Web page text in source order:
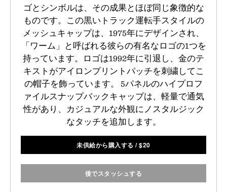
ゴとシンボルは、その成果とほぼ同じ象徴的な
ものです。この黒いトラック運転手スタイルの
メッシュキャップは、1975年にデザインされ、
「ワーム」と呼ばれる彼らの有名なロゴの1つを
持っています。ロゴは1992年に引退し、金のテ
キストがアイロンプリントパッチを刺繍してこ
の帽子を飾っています。 5パネルのハイプロフ
ァイルスナップバックキャップは、軽量で通気
性があり、カジュアルな外観にノスタルジック
なタッチを追加します。
未供給から購入する /$20
後でスタッシュする